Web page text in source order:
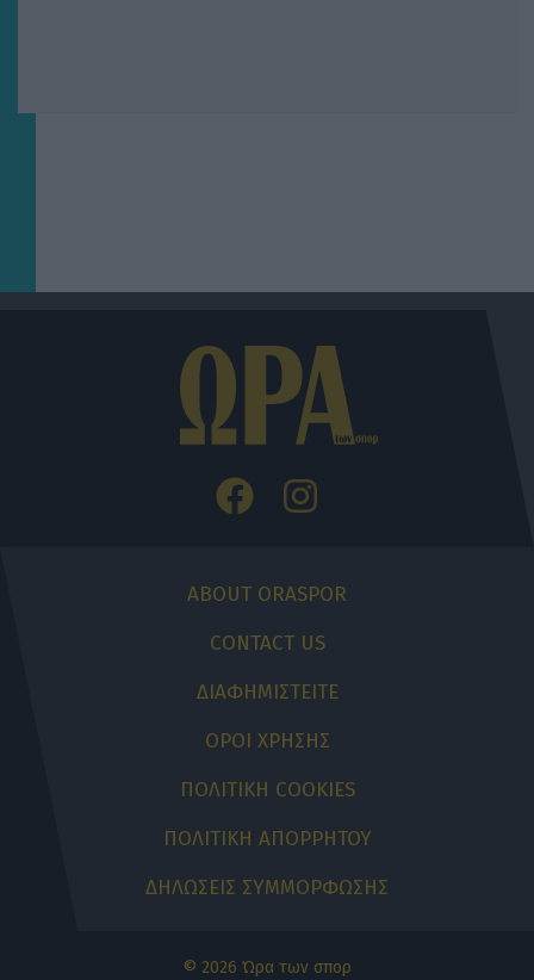
ABOUT ORASPOR
CONTACT US
ΔΙΑΦΗΜΙΣΤΕΙΤΕ
ΟΡΟΙ ΧΡΗΣΗΣ
ΠΟΛΙΤΙΚΗ COOKIES
ΠΟΛΙΤΙΚΗ ΑΠΟΡΡΗΤΟΥ
ΔΗΛΩΣΕΙΣ ΣΥΜΜΟΡΦΩΣΗΣ
© 2026 Ώρα των σπορ